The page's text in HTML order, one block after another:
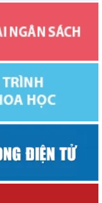
giải viên lao động trên địa
thảo phương án bồi
án chi tiết kinh phí bồi
thực hiện Dự án: Cải
từ đường Nguyễn Hiền
xuất xứ hàng hoá (C/O) và
tự chứng nhận xuất xứ
Lắk
giáp ranh đối với thửa đất
phường Buôn Hồ, tỉnh